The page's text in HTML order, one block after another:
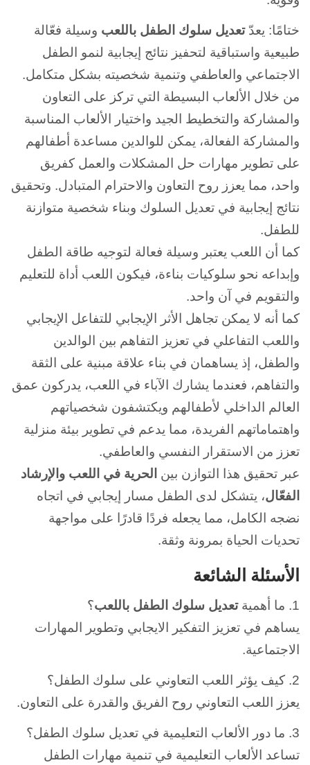
ختامًا: يعدّتعديل سلوك الطفل باللعب وسيلة فعّالة
طبيعية واستباقية لتحفيز نتائج إيجابية لنمو الطفل
الاجتماعي والعاطفي وتنمية شخصيته بشكل متكامل.
من خلال الألعاب البسيطة التي تركز على التعاون
والمشاركة والتخطيط الجيد واختيار الألعاب المناسبة
والمشاركة الفعالة، يمكن للوالدين مساعدة أطفالهم
على تطوير مهارات حل المشكلات والعمل كفريق
واحد، مما يعزز روح التعاون والاحترام المتبادل. وتحقيق
نتائج إيجابية في تعديل السلوك وبناء شخصية متوازنة
للطفل.
كما أن اللعب يعتبر وسيلة فعالة لتوجيه طاقة الطفل
وإبداعه نحو سلوكيات بناءة، فيكون اللعب أداة للتعليم
والتقويم في آن واحد.
كما أنه لا يمكن تجاهل الأثر الإيجابي للتفاعل الإيجابي
واللعب التفاعلي في تعزيز التفاهم بين الوالدين
والطفل، إذ يساهمان في بناء علاقة مبنية على الثقة
والتفاهم، فعندما يشارك الآباء في اللعب، يدركون عمق
العالم الداخلي لأطفالهم ويكتشفون شخصياتهم
واهتماماتهم الفريدة، مما يدعم في تطوير بيئة منزلية
تعزز من الاستقرار النفسي والعاطفي.
عبر تحقيق هذا التوازن بين الحرية في اللعب والإرشاد
الفعّال، يتشكل لدى الطفل مسار إيجابي في اتجاه
نضجه الكامل، مما يجعله فردًا قادرًا على مواجهة
تحديات الحياة بمرونة وثقة.
الأسئلة الشائعة
1. ما أهمية تعديل سلوك الطفل باللعب؟
يساهم في تعزيز التفكير الايجابي وتطوير المهارات
الاجتماعية.
2. كيف يؤثر اللعب التعاوني على سلوك الطفل؟
يعزز اللعب التعاوني روح الفريق والقدرة على التعاون.
3. ما دور الألعاب التعليمية في تعديل سلوك الطفل؟
تساعد الألعاب التعليمية في تنمية مهارات الطفل